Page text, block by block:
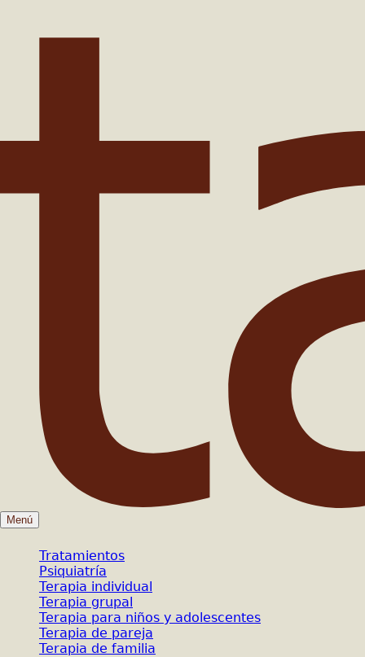
Menú
Tratamientos
Psiquiatría
Terapia individual
Terapia grupal
Terapia para niños y adolescentes
Terapia de pareja
Terapia de familia